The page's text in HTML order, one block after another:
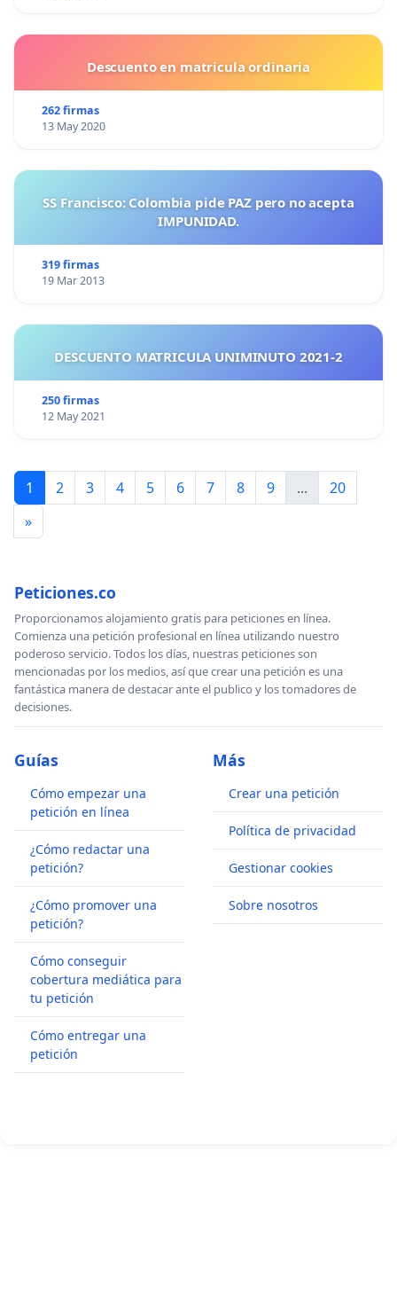
Descuento en matricula ordinaria
262 firmas
13 May 2020
SS Francisco: Colombia pide PAZ pero no acepta
IMPUNIDAD.
319 firmas
19 Mar 2013
DESCUENTO MATRICULA UNIMINUTO 2021-2
250 firmas
12 May 2021
1 2 3 4 5 6 7 8 9 ...
20
»
Peticiones.co
Proporcionamos alojamiento gratis para peticiones en línea.
Comienza una petición profesional en línea utilizando nuestro
poderoso servicio. Todos los días, nuestras peticiones son
mencionadas por los medios, así que crear una petición es una
fantástica manera de destacar ante el publico y los tomadores de
decisiones.
Guías
Cómo empezar una
petición en línea
¿Cómo redactar una
petición?
¿Cómo promover una
petición?
Cómo conseguir
cobertura mediática para
tu petición
Cómo entregar una
petición
Más
Crear una petición
Política de privacidad
Gestionar cookies
Sobre nosotros